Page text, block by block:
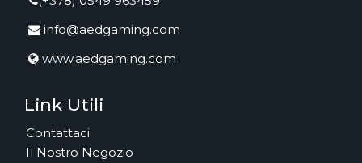
info@aedgaming.com
www.aedgaming.com
Link Utili
Contattaci
Il Nostro Negozio